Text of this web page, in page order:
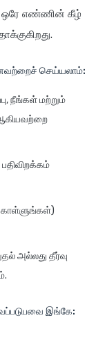
ஒரே எண்ணின் கீழ்
செய்யலாம்:
நீங்கள் மற்றும்
கொள்ளுங்கள்)
அல்லது தீர்வு
இங்கே: